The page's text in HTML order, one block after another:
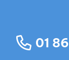
01